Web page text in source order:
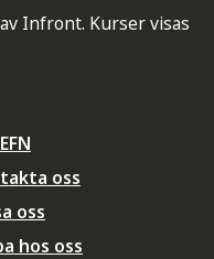
Infront. Kurser visas
oss
oss
hos oss